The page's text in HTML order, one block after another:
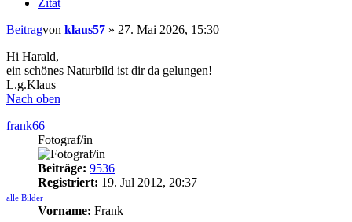
Beitragvon klaus57 » 27. Mai 2026, 15:30
Hi Harald,
ein schönes Naturbild ist dir da gelungen!
L.g.Klaus
Nach oben
frank66
Fotograf/in
Beiträge: 9536
Registriert: 19. Jul 2012, 20:37
alle Bilder
Vorname: Frank